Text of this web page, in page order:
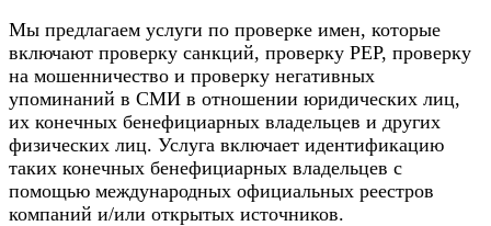
Мы предлагаем услуги по проверке имен, которые
включают проверку санкций, проверку PEP, проверку
на мошенничество и проверку негативных
упоминаний в СМИ в отношении юридических лиц,
их конечных бенефициарных владельцев и других
физических лиц. Услуга включает идентификацию
таких конечных бенефициарных владельцев с
помощью международных официальных реестров
компаний и/или открытых источников.